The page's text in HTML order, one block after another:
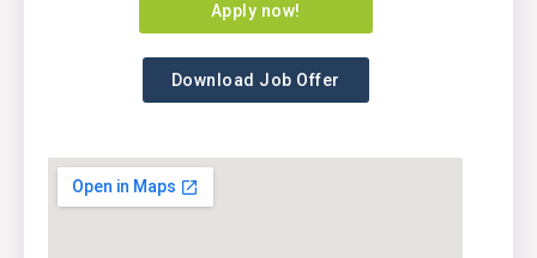
Apply now!
Download Job Offer